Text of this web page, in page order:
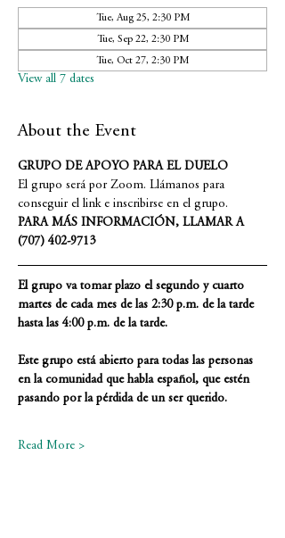
Tue, Aug 25, 2:30 PM
Tue, Sep 22, 2:30 PM
Tue, Oct 27, 2:30 PM
View all 7 dates
About the Event
GRUPO DE APOYO PARA EL DUELO
El grupo será por Zoom. Llámanos para
conseguir el link e inscribirse en el grupo.
PARA MÁS INFORMACIÓN, LLAMAR A
(707) 402-9713
El grupo va tomar plazo el segundo y cuarto
martes de cada mes de las 2:30 p.m. de la tarde
hasta las 4:00 p.m. de la tarde.
Este grupo está abierto para todas las personas
en la comunidad que habla español, que estén
pasando por la pérdida de un ser querido.
Read More >